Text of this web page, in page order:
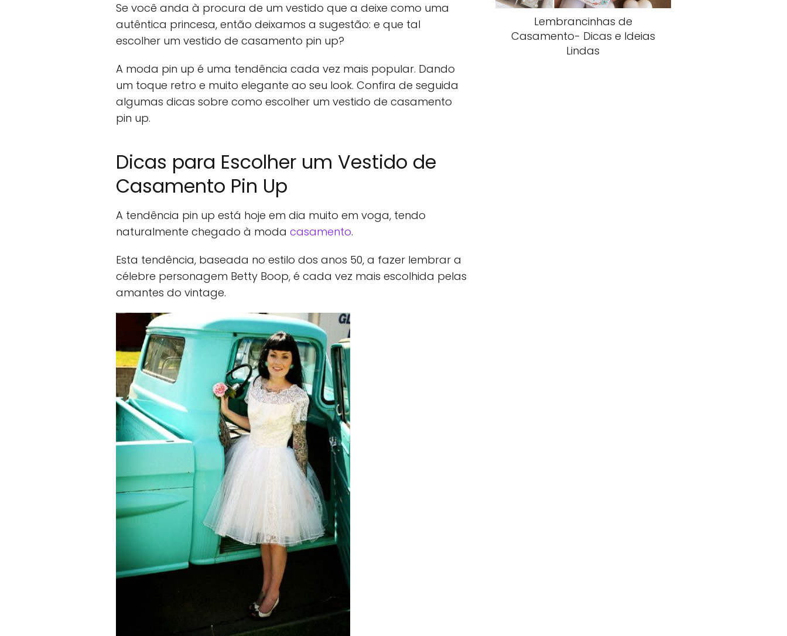
Se você anda à procura de um vestido que a deixe como uma
autêntica princesa, então deixamos a sugestão: e que tal
escolher um vestido de casamento pin up?
A moda pin up é uma tendência cada vez mais popular. Dando
um toque retro e muito elegante ao seu look. Confira de seguida
algumas dicas sobre como escolher um vestido de casamento
pin up.
Dicas para Escolher um Vestido de
Casamento Pin Up
A tendência pin up está hoje em dia muito em voga, tendo
naturalmente chegado à moda casamento.
Esta tendência, baseada no estilo dos anos 50, a fazer lembrar a
célebre personagem Betty Boop, é cada vez mais escolhida pelas
amantes do vintage.
Lembrancinhas de
Casamento- Dicas e Ideias
Lindas